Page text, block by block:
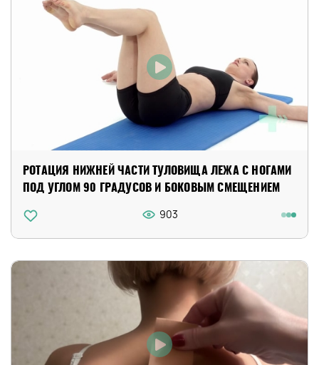
РОТАЦИЯ НИЖНЕЙ ЧАСТИ ТУЛОВИЩА ЛЕЖА С НОГАМИ
ПОД УГЛОМ 90 ГРАДУСОВ И БОКОВЫМ СМЕЩЕНИЕМ
903